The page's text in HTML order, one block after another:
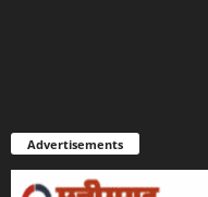
Advertisements